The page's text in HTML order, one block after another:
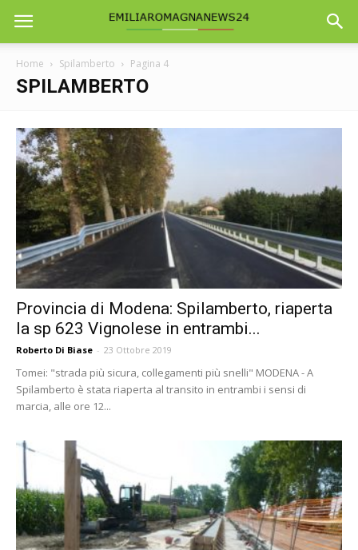
Home Spilamberto Pagina 4
SPILAMBERTO
Provincia di Modena: Spilamberto, riaperta
la sp 623 Vignolese in entrambi...
Roberto Di Biase - 23 Ottobre 2019
Tomei: "strada più sicura, collegamenti più snelli" MODENA - A
Spilamberto è stata riaperta al transito in entrambi i sensi di
marcia, alle ore 12...